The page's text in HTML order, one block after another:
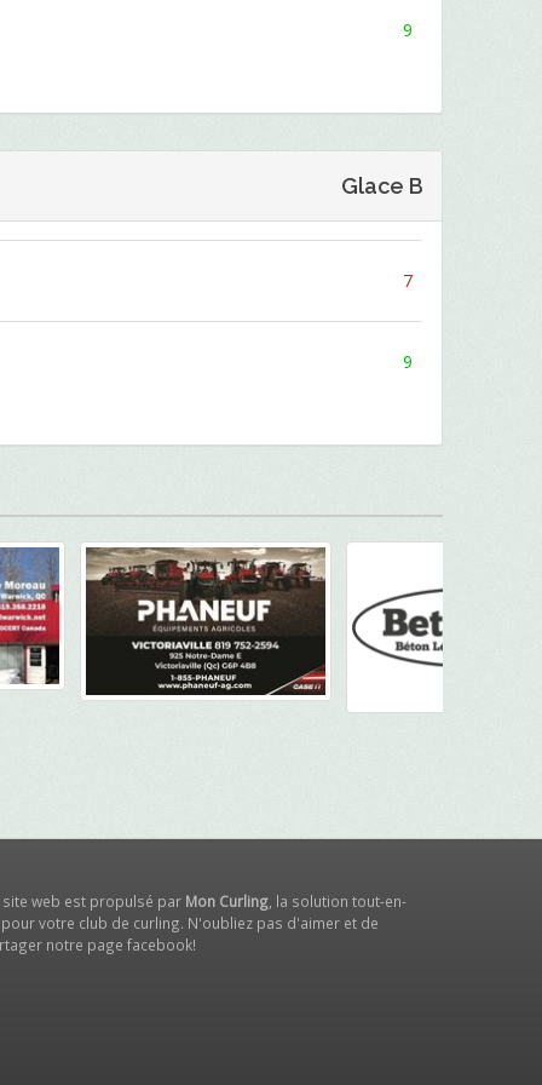
9
Glace B
7
9
site web est propulsé par Mon Curling, la solution tout-en-
votre club de curling. N'oubliez pas d'aimer et de
notre page facebook!